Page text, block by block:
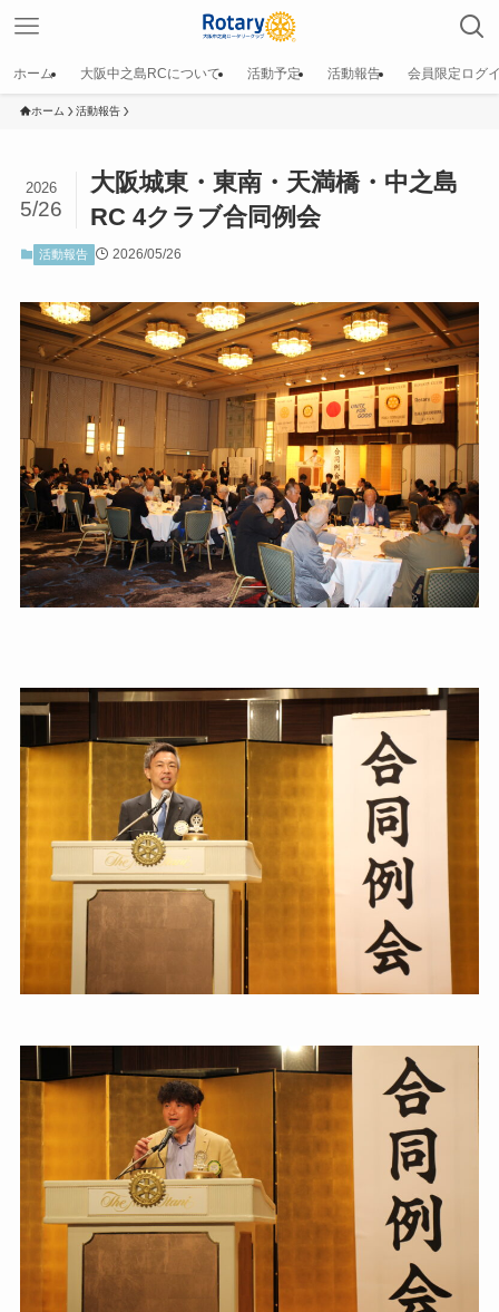
ホーム 大阪中之島RCについて 活動予定 活動報告 会員限定ログ
ホーム 活動報告
大阪城東・東南・天満橋・中之島
RC 4クラブ合同例会
2026
5/26
活動報告 2026/05/26